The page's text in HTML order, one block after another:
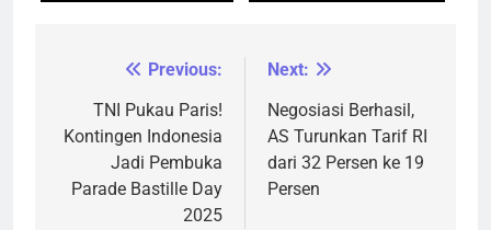
Navigasi
pos
Previous:
TNI Pukau Paris!
Kontingen Indonesia
Jadi Pembuka
Parade Bastille Day
2025
Next:
Negosiasi Berhasil,
AS Turunkan Tarif RI
dari 32 Persen ke 19
Persen